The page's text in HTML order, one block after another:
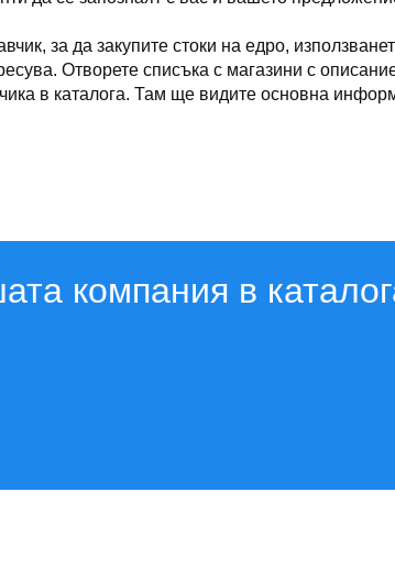
за да закупите стоки на едро,
Отворете списъка с магазини с
в каталога. Там ще видите основна
компания в